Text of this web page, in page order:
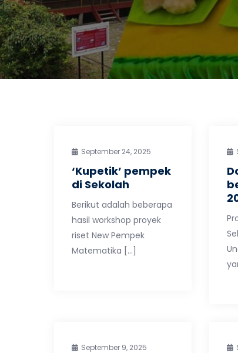
September 24, 2025
‘Kupetik’ pempek
di Sekolah
Berikut adalah beberapa
hasil workshop proyek
riset New Pempek
Matematika […]
September 9, 2025